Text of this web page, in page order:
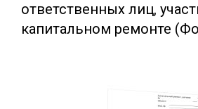
ответственных лиц,
капитальном ремонте